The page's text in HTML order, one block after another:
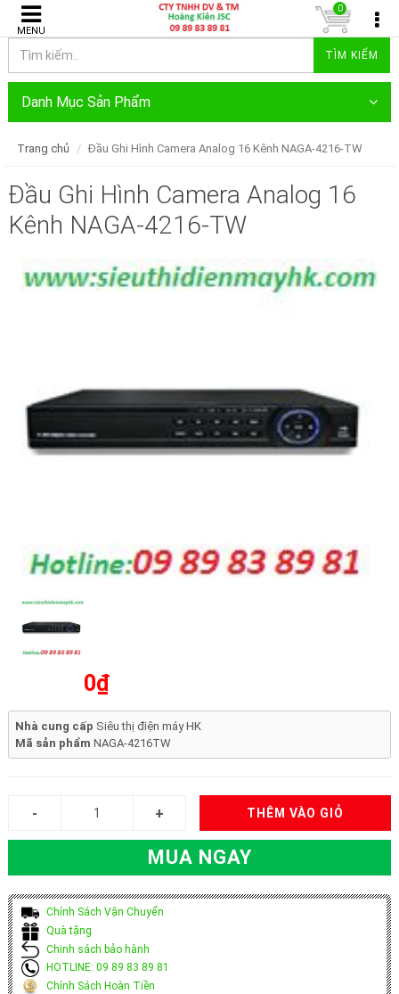
MENU
TÌM KIẾM
0
Danh Mục Sản Phẩm
Trang chủ Đầu Ghi Hình Camera Analog 16 Kênh NAGA-4216-TW
Đầu Ghi Hình Camera Analog 16
Kênh NAGA-4216-TW
0₫
Nhà cung cấp Siêu thị điện máy HK
Mã sản phẩm NAGA-4216TW
THÊM VÀO GIỎ
MUA NGAY
Chính Sách Vận Chuyển
Quà tặng
Chinh sách bảo hành
HOTLINE: 09 89 83 89 81
Chính Sách Hoàn Tiền